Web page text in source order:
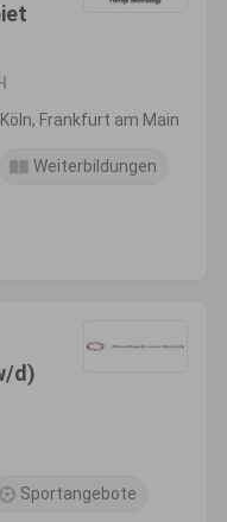
Frankfurt am Main
Weiterbildungen
d)
Sportangebote